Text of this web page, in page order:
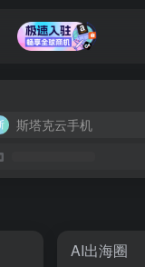
斯塔克云手机
AI出海圈